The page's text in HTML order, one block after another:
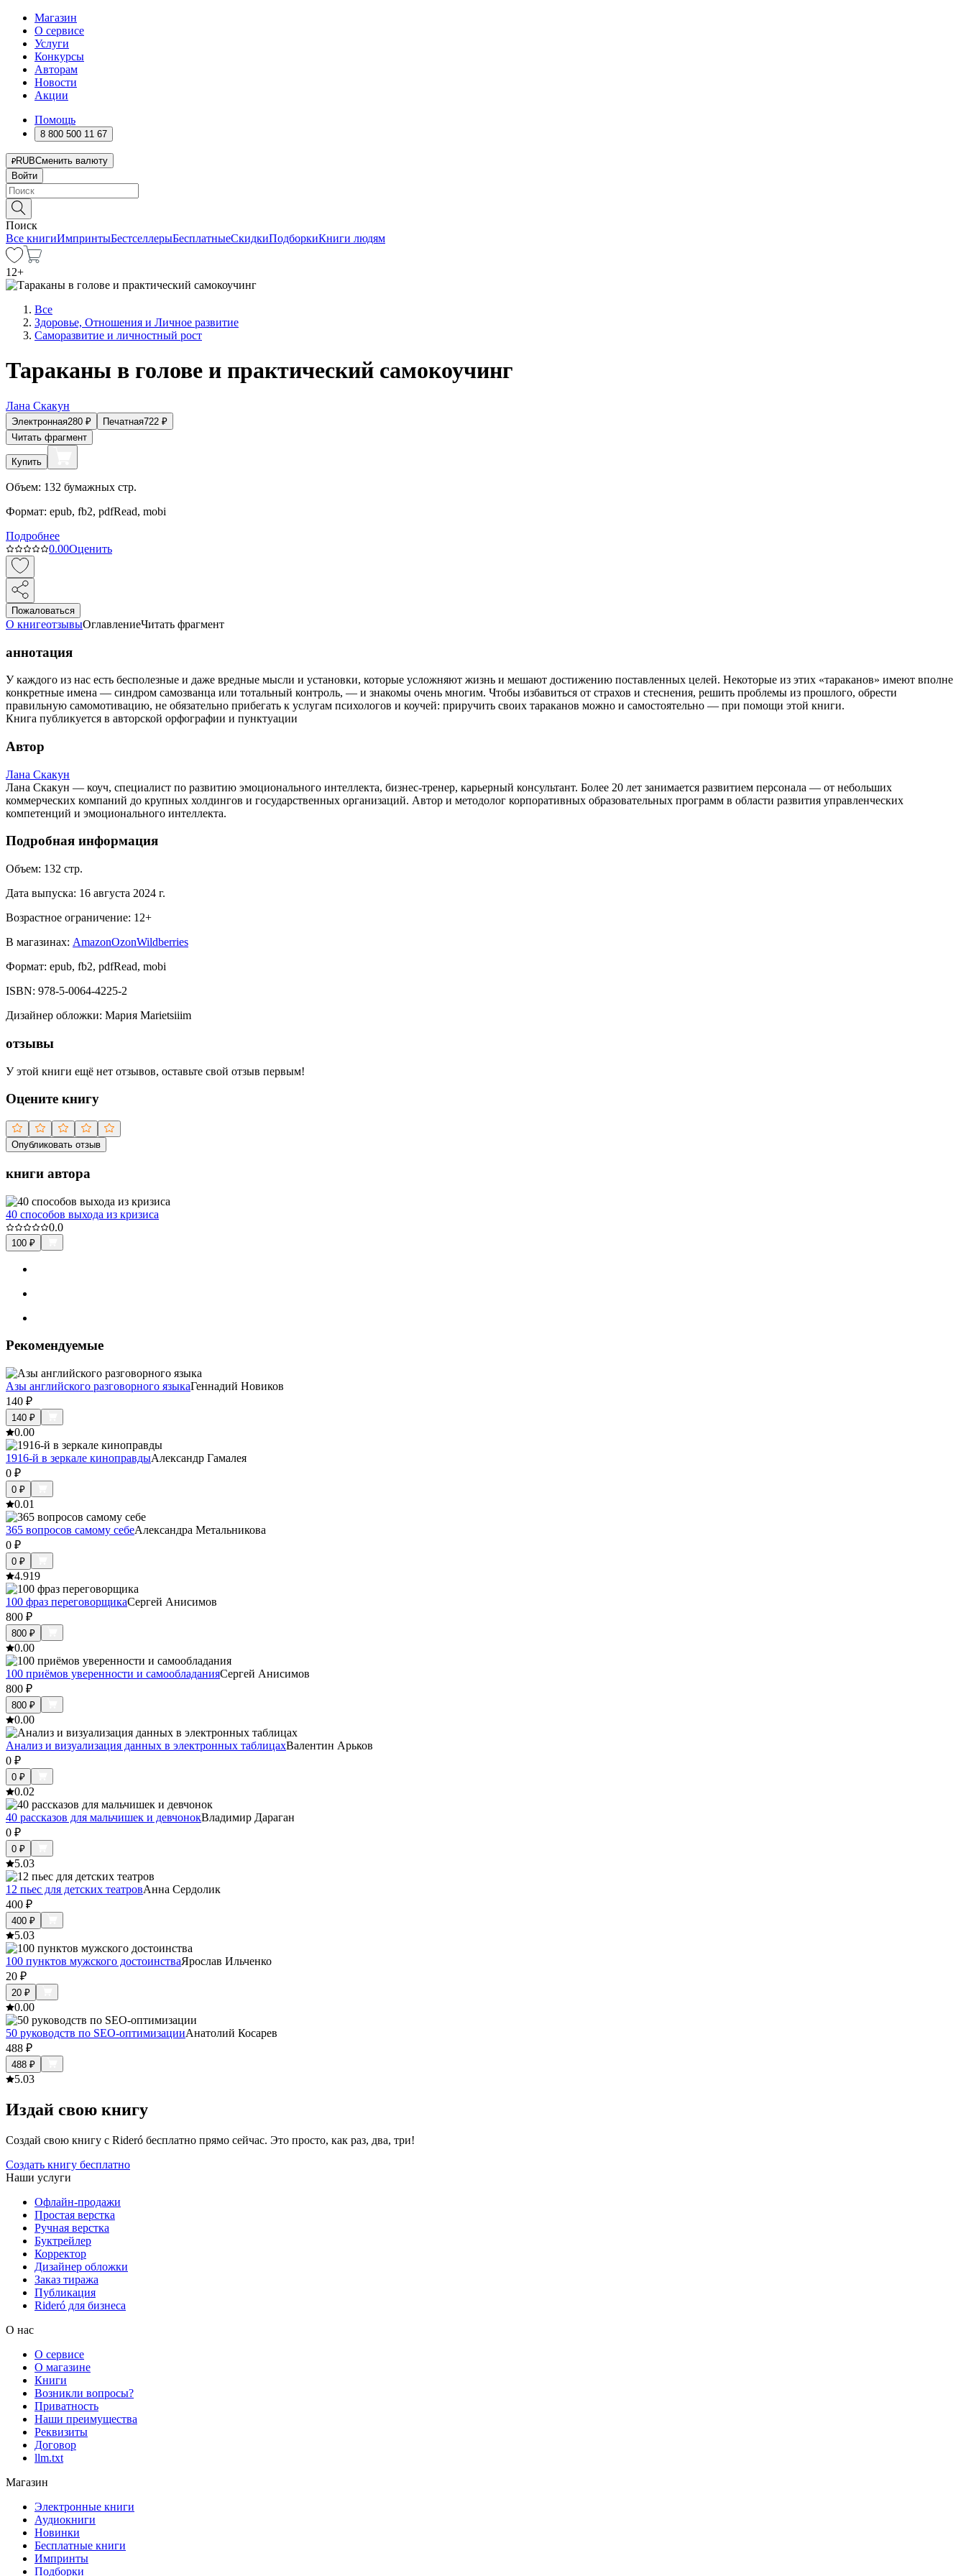
Магазин
О сервисе
Услуги
Конкурсы
Авторам
Новости
Акции
Помощь
8 800 500 11 67
RUBСменить валюту
Войти
Поиск
Все книгиИмпринтыБестселлерыБесплатныеСкидкиПодборкиКниги людям
12+
Все
Здоровье, Отношения и Личное развитие
Саморазвитие и личностный рост
Тараканы в голове и практический самокоучинг
Лана Скакун
Электронная280 ₽ Печатная722 ₽
Читать фрагмент
Купить
Объем: 132 бумажных стр.
Формат: epub, fb2, pdfRead, mobi
Подробнее
0.00Оценить
Пожаловаться
О книгеотзывыОглавлениеЧитать фрагмент
аннотация
У каждого из нас есть бесполезные и даже вредные мысли и установки, которые усложняют жизнь и мешают достижению поставленных целей. Некоторые из этих «тараканов» имеют вполне
конкретные имена — синдром самозванца или тотальный контроль, — и знакомы очень многим. Чтобы избавиться от страхов и стеснения, решить проблемы из прошлого, обрести
правильную самомотивацию, не обязательно прибегать к услугам психологов и коучей: приручить своих тараканов можно и самостоятельно — при помощи этой книги.
Книга публикуется в авторской орфографии и пунктуации
Автор
Лана Скакун
Лана Скакун — коуч, специалист по развитию эмоционального интеллекта, бизнес-тренер, карьерный консультант. Более 20 лет занимается развитием персонала — от небольших
коммерческих компаний до крупных холдингов и государственных организаций. Автор и методолог корпоративных образовательных программ в области развития управленческих
компетенций и эмоционального интеллекта.
Подробная информация
Объем: 132 стр.
Дата выпуска: 16 августа 2024 г.
Возрастное ограничение: 12+
В магазинах: AmazonOzonWildberries
Формат: epub, fb2, pdfRead, mobi
ISBN: 978-5-0064-4225-2
Дизайнер обложки: Мария Marietsiiim
отзывы
У этой книги ещё нет отзывов, оставьте свой отзыв первым!
Оцените книгу
Опубликовать отзыв
книги автора
40 способов выхода из кризиса
0.0
100 ₽
Рекомендуемые
Азы английского разговорного языкаГеннадий Новиков
140 ₽
140 ₽
0.00
1916-й в зеркале киноправдыАлександр Гамалея
0 ₽
0 ₽
0.01
365 вопросов самому себеАлександра Метальникова
0 ₽
0 ₽
4.919
100 фраз переговорщикаСергей Анисимов
800 ₽
800 ₽
0.00
100 приёмов уверенности и самообладанияСергей Анисимов
800 ₽
800 ₽
0.00
Анализ и визуализация данных в электронных таблицахВалентин Арьков
0 ₽
0 ₽
0.02
40 рассказов для мальчишек и девчонокВладимир Дараган
0 ₽
0 ₽
5.03
12 пьес для детских театровАнна Сердолик
400 ₽
400 ₽
5.03
100 пунктов мужского достоинстваЯрослав Ильченко
20 ₽
20 ₽
0.00
50 руководств по SEO-оптимизацииАнатолий Косарев
488 ₽
488 ₽
5.03
Издай свою книгу
Создай свою книгу с Rideró бесплатно прямо сейчас. Это просто, как раз, два, три!
Создать книгу бесплатно
Наши услуги
Офлайн-продажи
Простая верстка
Ручная верстка
Буктрейлер
Корректор
Дизайнер обложки
Заказ тиража
Публикация
Rideró для бизнеса
О нас
О сервисе
О магазине
Книги
Возникли вопросы?
Приватность
Наши преимущества
Реквизиты
Договор
llm.txt
Магазин
Электронные книги
Аудиокниги
Новинки
Бесплатные книги
Импринты
Подборки